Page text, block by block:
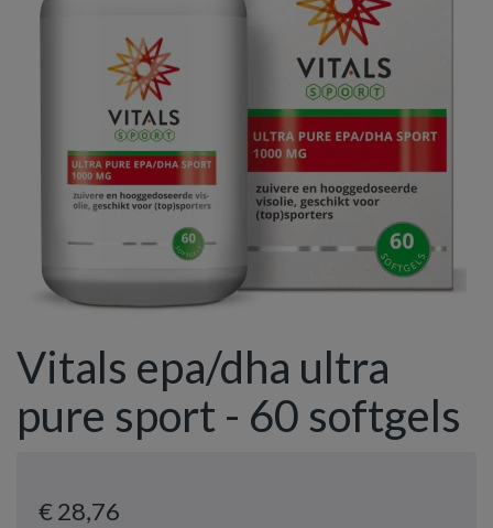
Vitals epa/dha ultra
pure sport - 60 softgels
€ 28,76